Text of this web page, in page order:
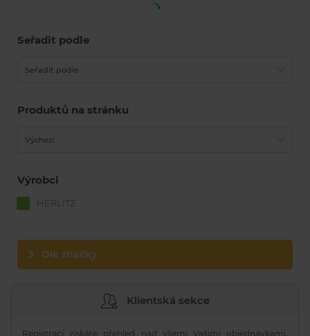
Seřadit podle
Seřadit podle
Produktů na stránku
Výchozí
Výrobci
HERLITZ
Dle značky
Klientská sekce
Registrací získáte přehled nad všemi Vašimi objednávkami,